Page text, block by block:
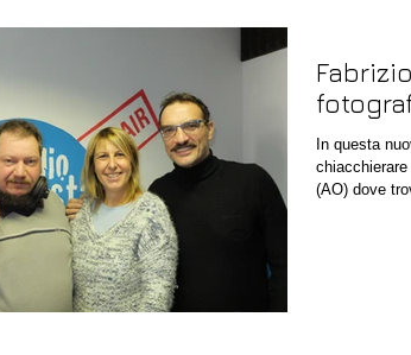
In questa
chiacchierare
(AO) dove